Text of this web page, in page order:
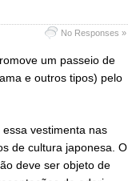
No Responses »
um passeio de
e outros tipos) pelo
vestimenta nas
de cultura japonesa. O
deve ser objeto de